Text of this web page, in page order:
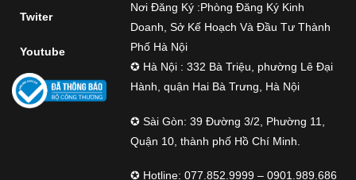
Twiter
Youtube
Nơi Đăng Ký :Phòng Đăng Ký Kinh
Doanh, Sở Kế Hoạch Và Đầu Tư Thành
Phố Hà Nội
✪ Hà Nội : 332 Bà Triệu, phường Lê Đại
Hành, quận Hai Bà Trưng, Hà Nội
✪ Sài Gòn: 39 Đường 3/2, Phường 11,
Quận 10, thành phố Hồ Chí Minh.
✪ Hotline: 077.852.9999 – 0901.989.686